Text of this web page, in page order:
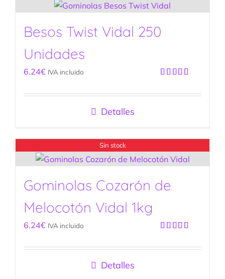
Besos Twist Vidal 250
Unidades
con5.00de
6.24€ IVA incluido
Detalles
Sin stock
Gominolas Cozarón de
Melocotón Vidal 1kg
con5.00de
6.24€ IVA incluido
Detalles